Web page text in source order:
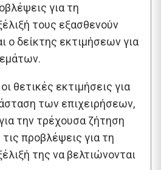
για τη
τους εξασθενούν
δείκτης εκτιμήσεων για
θετικές εκτιμήσεις για
των επιχειρήσεων,
την τρέχουσα ζήτηση
προβλέψεις για τη
της να βελτιώνονται